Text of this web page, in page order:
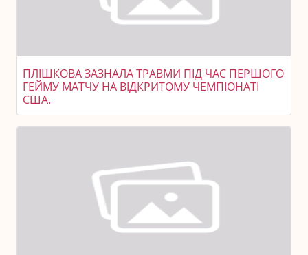
ПЛІШКОВА ЗАЗНАЛА ТРАВМИ ПІД ЧАС ПЕРШОГО
ГЕЙМУ МАТЧУ НА ВІДКРИТОМУ ЧЕМПІОНАТІ
США.